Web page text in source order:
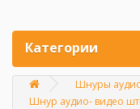
Категории
Главная
Шнуры
Шнур аудио- видео